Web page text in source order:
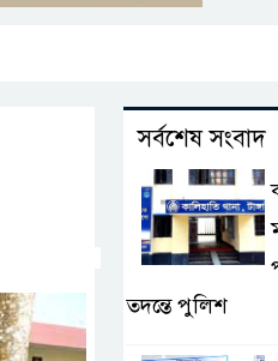
সর্বশেষ সংবাদ
তদন্তে পুলিশ